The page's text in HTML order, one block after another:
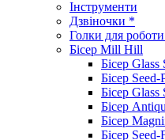
Інструменти
Дзвіночки *
Голки для роботи
Бісер Mill Hill
Бісер Glass
Бісер Seed-
Бісер Glass
Бісер
Бісер
Бісер